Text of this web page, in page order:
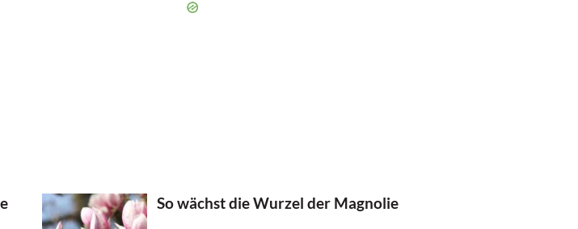
So wächst die Wurzel der Magnolie